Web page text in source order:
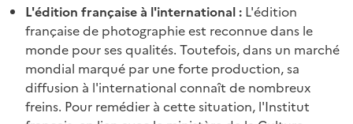
L'édition française à l'international : L'édition
française de photographie est reconnue dans le
monde pour ses qualités. Toutefois, dans un marché
mondial marqué par une forte production, sa
diffusion à l'international connaît de nombreux
freins. Pour remédier à cette situation, l'Institut